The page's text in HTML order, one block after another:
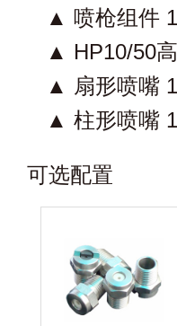
▲ 喷枪组件
▲ HP10/50高
▲ 扇形喷嘴
▲ 柱形喷嘴
可选配置